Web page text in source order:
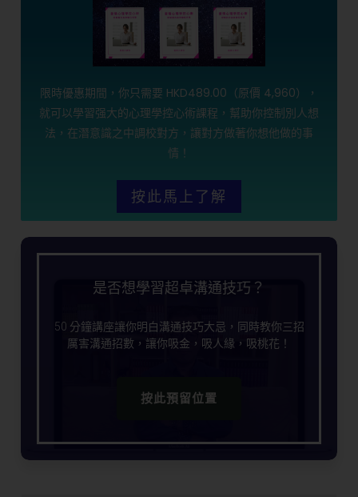
限時優惠期間，你只需要 HKD489.00（原價 4,960），
就可以學習强大的心理學控心術課程，幫助你控制別人想
法，在潛意識之中調校對方，讓對方做著你想他做的事
情！
按此馬上了解
是否想學習超卓溝通技巧？
50 分鐘講座讓你明白溝通技巧大忌，同時教你三招
厲害溝通招數，讓你吸金，吸人緣，吸桃花！
按此預留位置